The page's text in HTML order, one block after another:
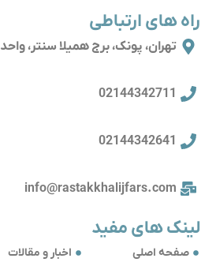
راه های ارتباطی
تهران، پونک، برج همیلا سنتر، واحد 505
02144342711
02144342641
info@rastakkhalijfars.com
لینک های مفید
صفحه اصلی اخبار و مقالات